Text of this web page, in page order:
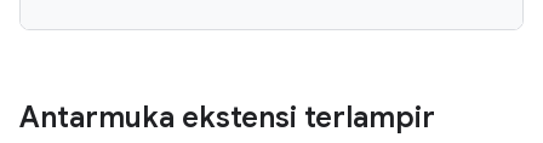
Antarmuka ekstensi terlampir